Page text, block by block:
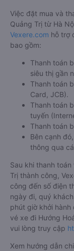
Việc đặt mua và
Quảng Trị từ Hà
Vexere.com hỗ trợ
bao gồm:
Thanh toán
siêu thị gần
Thanh toán
Card, JCB).
Thanh toán
tuyến
Thanh toán
Bên cạnh
thông qua
Sau khi thanh
Trị thành công,
công đến số điện
ngày đi, quý
phút giờ khởi
vé xe đi Hướng
vui lòng truy cập
Xem hướng dẫn